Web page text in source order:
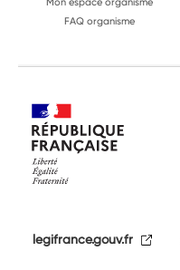
FAQ organisme
legifrance.gouv.fr